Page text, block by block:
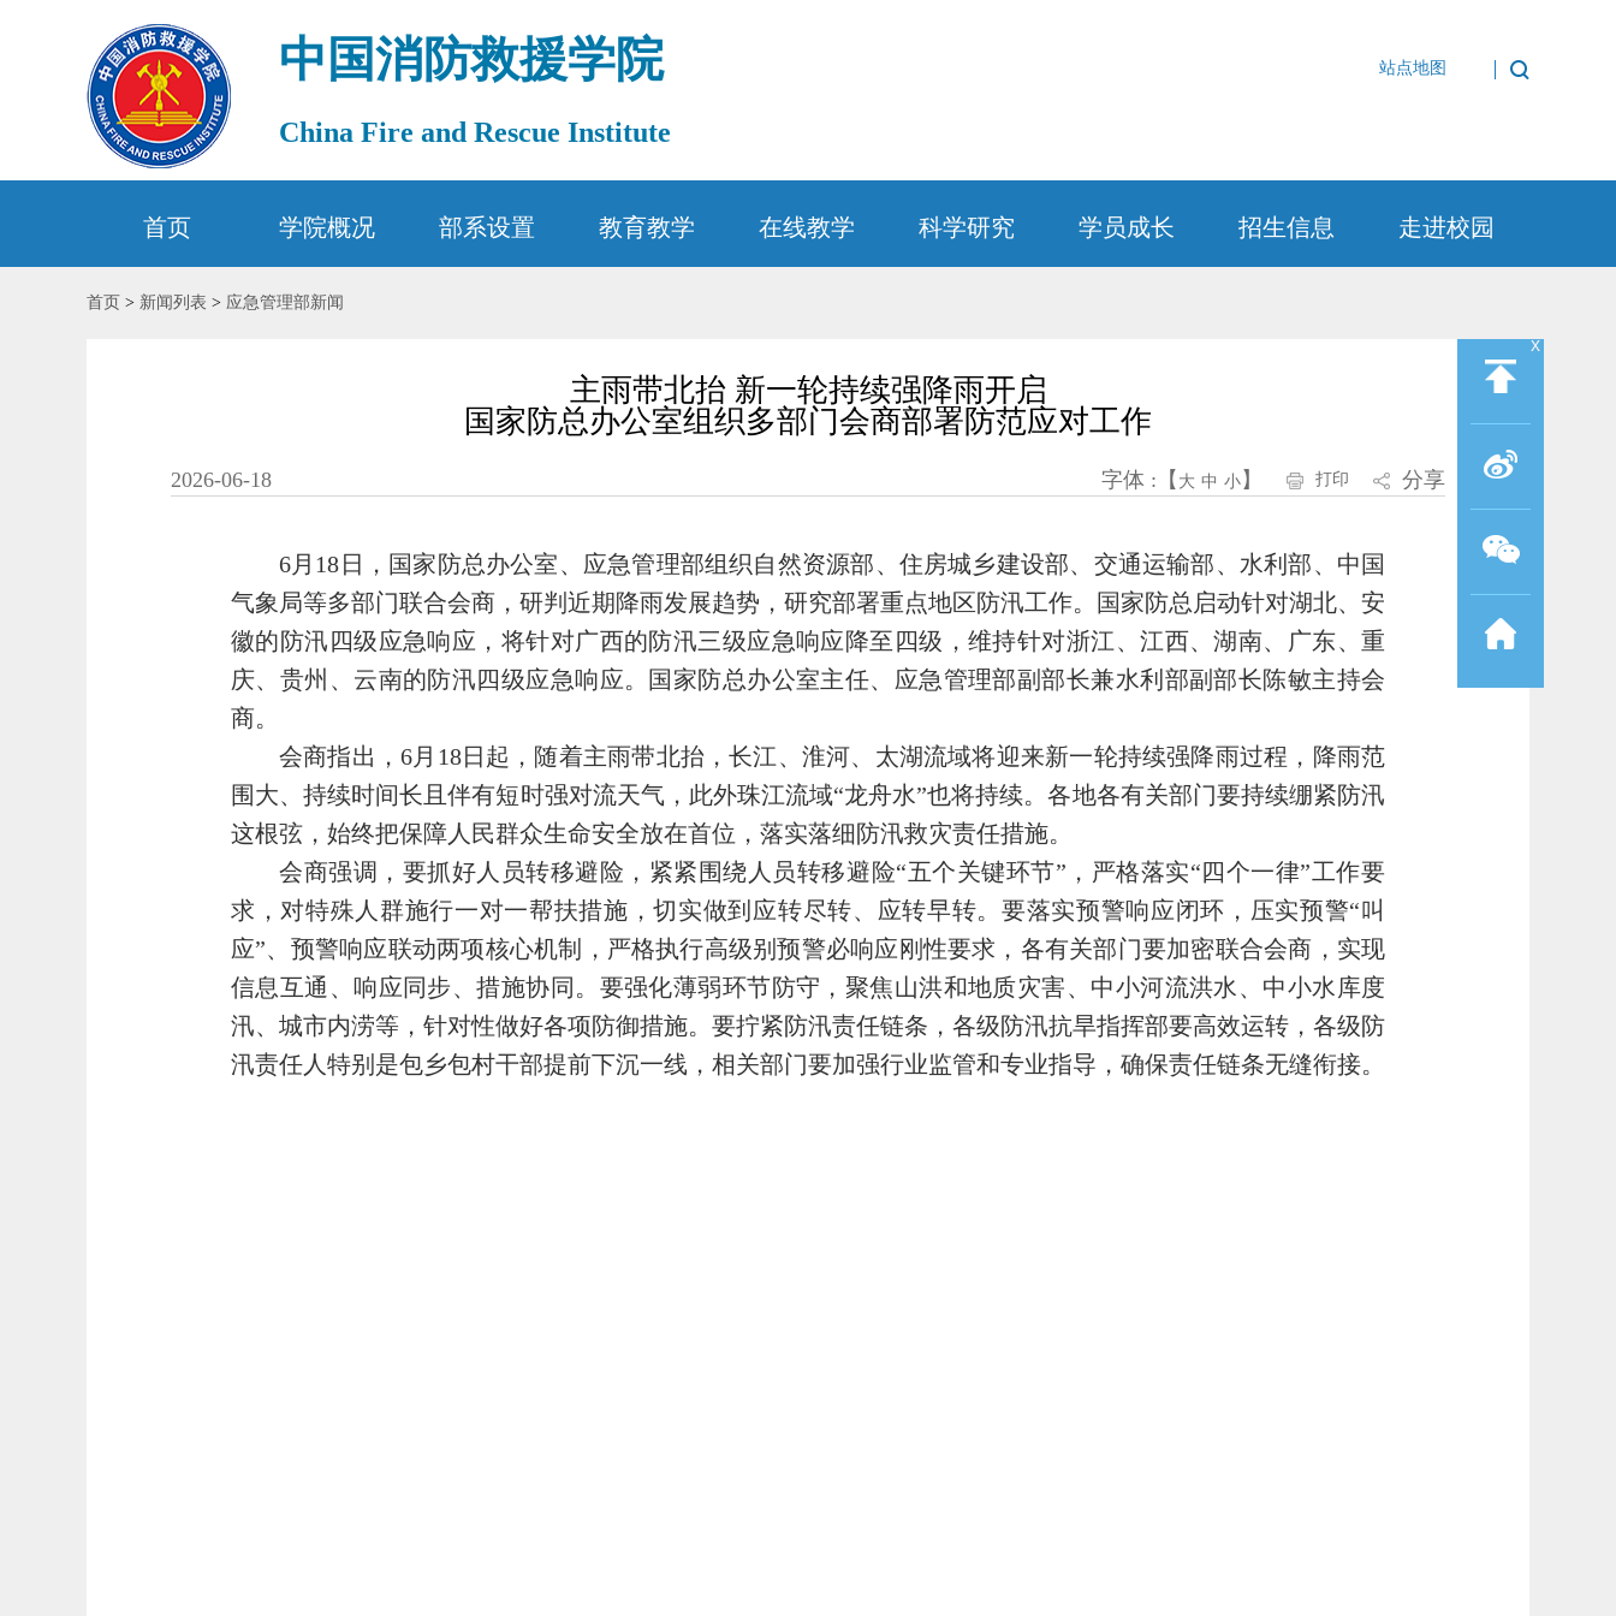
x
中国消防救援学院
China Fire and Rescue Institute
站点地图
首页 学院概况 部系设置 教育教学 在线教学 科学研究 学员成长 招生信息 走进校园
首页 > 新闻列表 > 应急管理部新闻
主雨带北抬 新一轮持续强降雨开启
国家防总办公室组织多部门会商部署防范应对工作
2026-06-18 分享
打印
】
大 中 小
字体 :【
6月18日，国家防总办公室、应急管理部组织自然资源部、住房城乡建设部、交通运输部、水利部、中国
气象局等多部门联合会商，研判近期降雨发展趋势，研究部署重点地区防汛工作。国家防总启动针对湖北、安
徽的防汛四级应急响应，将针对广西的防汛三级应急响应降至四级，维持针对浙江、江西、湖南、广东、重
庆、贵州、云南的防汛四级应急响应。国家防总办公室主任、应急管理部副部长兼水利部副部长陈敏主持会
商。
会商指出，6月18日起，随着主雨带北抬，长江、淮河、太湖流域将迎来新一轮持续强降雨过程，降雨范
围大、持续时间长且伴有短时强对流天气，此外珠江流域“龙舟水”也将持续。各地各有关部门要持续绷紧防汛
这根弦，始终把保障人民群众生命安全放在首位，落实落细防汛救灾责任措施。
会商强调，要抓好人员转移避险，紧紧围绕人员转移避险“五个关键环节”，严格落实“四个一律”工作要
求，对特殊人群施行一对一帮扶措施，切实做到应转尽转、应转早转。要落实预警响应闭环，压实预警“叫
应”、预警响应联动两项核心机制，严格执行高级别预警必响应刚性要求，各有关部门要加密联合会商，实现
信息互通、响应同步、措施协同。要强化薄弱环节防守，聚焦山洪和地质灾害、中小河流洪水、中小水库度
汛、城市内涝等，针对性做好各项防御措施。要拧紧防汛责任链条，各级防汛抗旱指挥部要高效运转，各级防
汛责任人特别是包乡包村干部提前下沉一线，相关部门要加强行业监管和专业指导，确保责任链条无缝衔接。